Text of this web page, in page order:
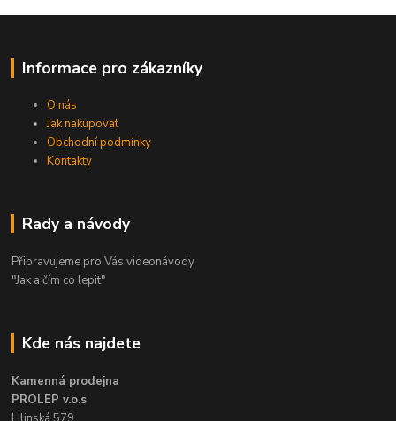
Informace pro zákazníky
O nás
Jak nakupovat
Obchodní podmínky
Kontakty
Rady a návody
Připravujeme pro Vás videonávody
"Jak a čím co lepit"
Kde nás najdete
Kamenná prodejna
PROLEP v.o.s